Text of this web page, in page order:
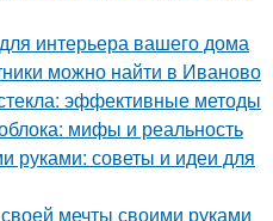
интерьера вашего дома
можно найти в Иваново
эффективные методы
мифы и реальность
руками: советы и идеи для
мечты своими руками